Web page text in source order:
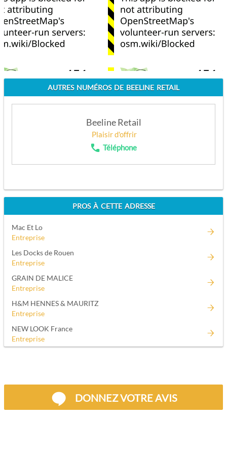
AUTRES NUMÉROS DE BEELINE RETAIL
Beeline Retail
Plaisir d'offrir
Téléphone
APPELEZ
PROS À CETTE ADRESSE
Mac Et Lo
Entreprise
Les Docks de Rouen
Entreprise
GRAIN DE MALICE
Entreprise
H&M HENNES & MAURITZ
Entreprise
NEW LOOK France
Entreprise
DONNEZ VOTRE AVIS